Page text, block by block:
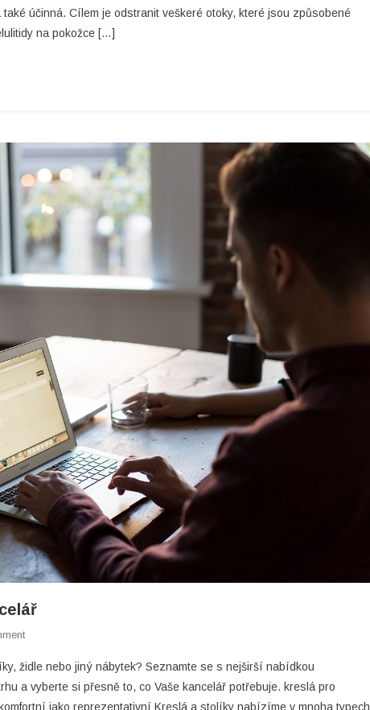
účinná. Cílem je odstranit veškeré otoky, které jsou způsobené
na pokožce […]
On
A
Stolíky
židle nebo jiný nábytek? Seznamte se s nejširší nabídkou
a vyberte si přesně to, co Vaše kancelář potřebuje. kreslá pro
jako reprezentativní Kreslá a stolíky nabízíme v mnoha typech